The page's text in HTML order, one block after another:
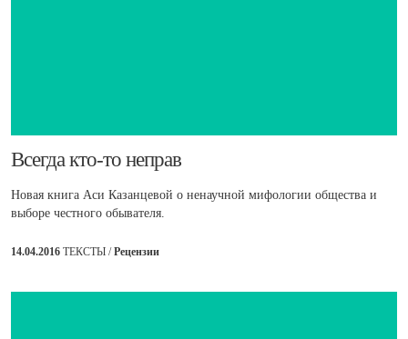
​Всегда кто-то неправ
Новая книга Аси Казанцевой о ненаучной мифологии общества и
выборе честного обывателя.
14.04.2016 ТЕКСТЫ /Рецензии